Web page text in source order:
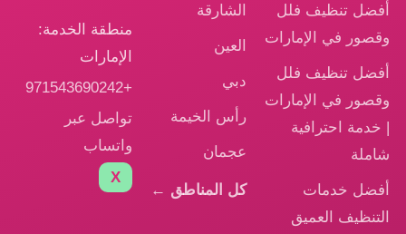
أفضل تنظيف فلل
وقصور في الإمارات
أفضل تنظيف فلل
وقصور في الإمارات
| خدمة احترافية
شاملة
أفضل خدمات
التنظيف العميق
الشارقة
العين
دبي
رأس الخيمة
عجمان
كل المناطق ←
منطقة الخدمة:
الإمارات
تواصل عبر
واتساب